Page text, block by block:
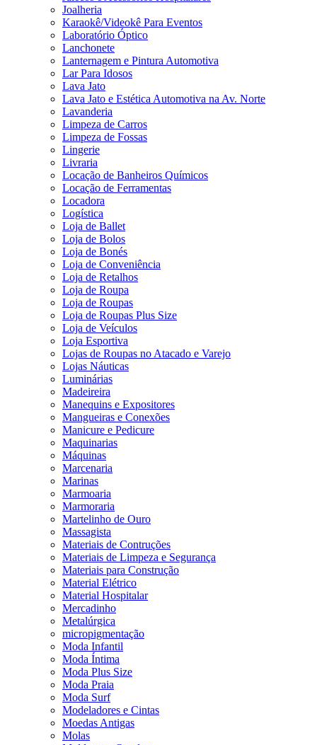
Joalheria
Karaokê/Videokê Para Eventos
Laboratório Óptico
Lanchonete
Lanternagem e Pintura Automotiva
Lar Para Idosos
Lava Jato
Lava Jato e Estética Automotiva na Av. Norte
Lavanderia
Limpeza de Carros
Limpeza de Fossas
Lingerie
Livraria
Locação de Banheiros Químicos
Locação de Ferramentas
Locadora
Logística
Loja de Ballet
Loja de Bolos
Loja de Bonés
Loja de Conveniência
Loja de Retalhos
Loja de Roupa
Loja de Roupas
Loja de Roupas Plus Size
Loja de Veículos
Loja Esportiva
Lojas de Roupas no Atacado e Varejo
Lojas Náuticas
Luminárias
Madeireira
Manequins e Expositores
Mangueiras e Conexões
Manicure e Pedicure
Maquinarias
Máquinas
Marcenaria
Marinas
Marmoaria
Marmoraria
Martelinho de Ouro
Massagista
Materiais de Contruções
Materiais de Limpeza e Segurança
Materiais para Construção
Material Elétrico
Material Hospitalar
Mercadinho
Metalúrgica
micropigmentação
Moda Infantil
Moda Íntima
Moda Plus Size
Moda Praia
Moda Surf
Modeladores e Cintas
Moedas Antigas
Molas